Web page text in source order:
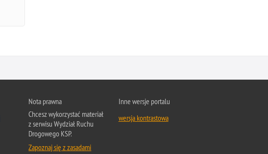
Nota prawna
Chcesz wykorzystać materiał
z serwisu Wydział Ruchu
Drogowego KSP.
Zapoznaj się z zasadami
Inne wersje portalu
wersja kontrastowa